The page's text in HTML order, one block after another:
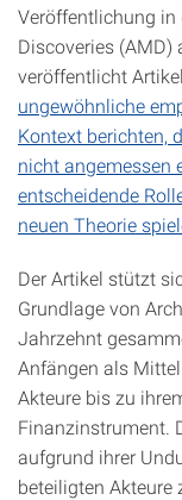
Veröffentlichung
Discoveries
veröffentlicht
ungewöhnliche
Kontext berichten,
nicht angemessen
entscheidende
neuen Theorie
Der Artikel stützt
Grundlage von
Jahrzehnt
Anfängen als
Akteure bis zu
Finanzinstrument.
aufgrund ihrer
beteiligten Akteure